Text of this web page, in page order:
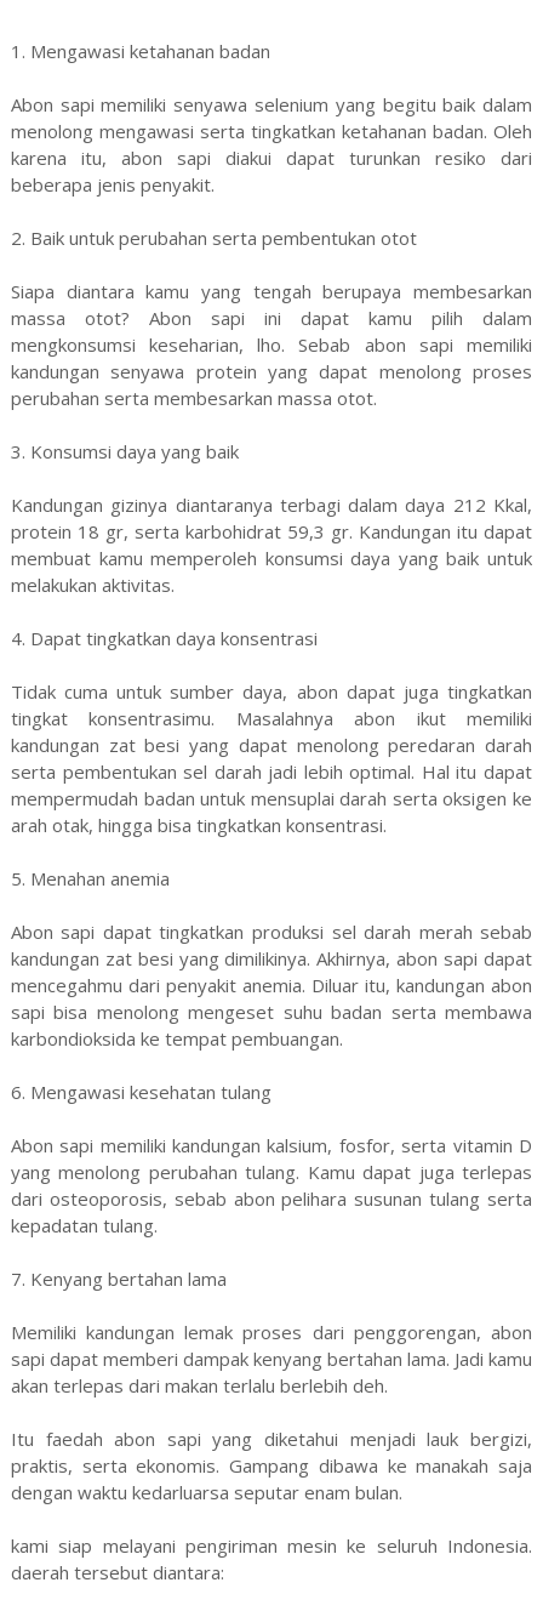
1. Mengawasi ketahanan badan
Abon sapi memiliki senyawa selenium yang begitu baik dalam
menolong mengawasi serta tingkatkan ketahanan badan. Oleh
karena itu, abon sapi diakui dapat turunkan resiko dari
beberapa jenis penyakit.
2. Baik untuk perubahan serta pembentukan otot
Siapa diantara kamu yang tengah berupaya membesarkan
massa otot? Abon sapi ini dapat kamu pilih dalam
mengkonsumsi keseharian, lho. Sebab abon sapi memiliki
kandungan senyawa protein yang dapat menolong proses
perubahan serta membesarkan massa otot.
3. Konsumsi daya yang baik
Kandungan gizinya diantaranya terbagi dalam daya 212 Kkal,
protein 18 gr, serta karbohidrat 59,3 gr. Kandungan itu dapat
membuat kamu memperoleh konsumsi daya yang baik untuk
melakukan aktivitas.
4. Dapat tingkatkan daya konsentrasi
Tidak cuma untuk sumber daya, abon dapat juga tingkatkan
tingkat konsentrasimu. Masalahnya abon ikut memiliki
kandungan zat besi yang dapat menolong peredaran darah
serta pembentukan sel darah jadi lebih optimal. Hal itu dapat
mempermudah badan untuk mensuplai darah serta oksigen ke
arah otak, hingga bisa tingkatkan konsentrasi.
5. Menahan anemia
Abon sapi dapat tingkatkan produksi sel darah merah sebab
kandungan zat besi yang dimilikinya. Akhirnya, abon sapi dapat
mencegahmu dari penyakit anemia. Diluar itu, kandungan abon
sapi bisa menolong mengeset suhu badan serta membawa
karbondioksida ke tempat pembuangan.
6. Mengawasi kesehatan tulang
Abon sapi memiliki kandungan kalsium, fosfor, serta vitamin D
yang menolong perubahan tulang. Kamu dapat juga terlepas
dari osteoporosis, sebab abon pelihara susunan tulang serta
kepadatan tulang.
7. Kenyang bertahan lama
Memiliki kandungan lemak proses dari penggorengan, abon
sapi dapat memberi dampak kenyang bertahan lama. Jadi kamu
akan terlepas dari makan terlalu berlebih deh.
Itu faedah abon sapi yang diketahui menjadi lauk bergizi,
praktis, serta ekonomis. Gampang dibawa ke manakah saja
dengan waktu kedarluarsa seputar enam bulan.
kami siap melayani pengiriman mesin ke seluruh Indonesia.
daerah tersebut diantara: